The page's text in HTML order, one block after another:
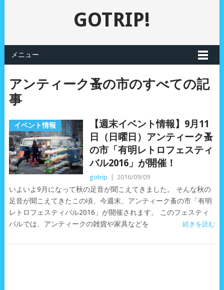
GOTRIP!
メニュー
アンティーク蚤の市のすべての記
事
イベント情報
【週末イベント情報】9月11
日（日曜日）アンティーク蚤
の市「有明レトロフェスティ
バル2016」が開催！
gotrip 2016/09/09
いよいよ9月になって秋の足音が聞こえてきました。 そんな秋の
足音が聞こえてきたこの頃、今週末、アンティーク蚤の市「有明
レトロフェスティバル2016」が開催されます。 このフェスティ
バルでは、アンティークの雑貨や家具などを
続きを読む